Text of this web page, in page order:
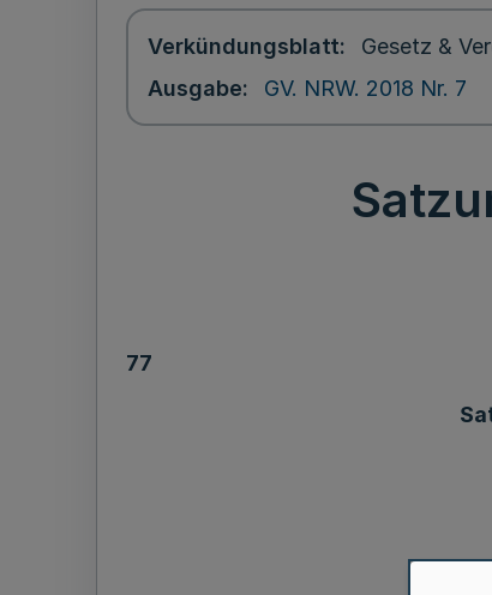
Verkündungsblatt
Gesetz &
Ausgabe
GV. NRW. 2018 Nr. 7
77